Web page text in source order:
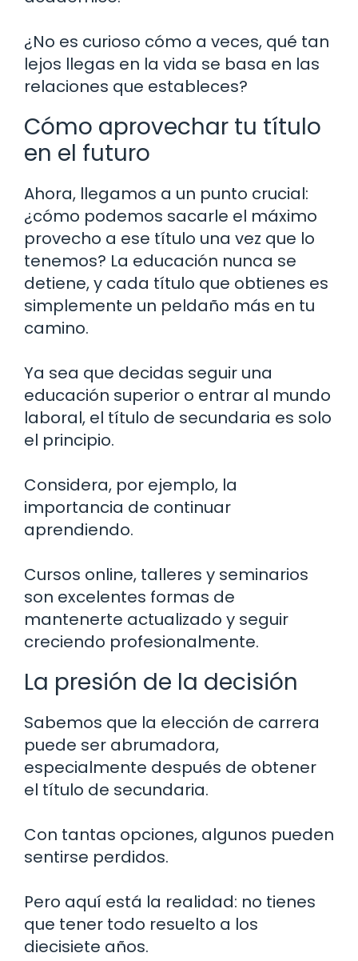
¿No es curioso cómo a veces, qué tan
lejos llegas en la vida se basa en las
relaciones que estableces?
Cómo aprovechar tu título
en el futuro
Ahora, llegamos a un punto crucial:
¿cómo podemos sacarle el máximo
provecho a ese título una vez que lo
tenemos? La educación nunca se
detiene, y cada título que obtienes es
simplemente un peldaño más en tu
camino.
Ya sea que decidas seguir una
educación superior o entrar al mundo
laboral, el título de secundaria es solo
el principio.
Considera, por ejemplo, la
importancia de continuar
aprendiendo.
Cursos online, talleres y seminarios
son excelentes formas de
mantenerte actualizado y seguir
creciendo profesionalmente.
La presión de la decisión
Sabemos que la elección de carrera
puede ser abrumadora,
especialmente después de obtener
el título de secundaria.
Con tantas opciones, algunos pueden
sentirse perdidos.
Pero aquí está la realidad: no tienes
que tener todo resuelto a los
diecisiete años.